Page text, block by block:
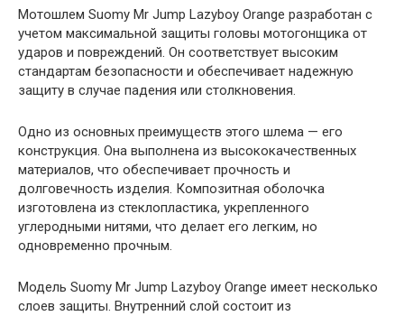
Мотошлем Suomy Mr Jump Lazyboy Orange разработан с
учетом максимальной защиты головы мотогонщика от
ударов и повреждений. Он соответствует высоким
стандартам безопасности и обеспечивает надежную
защиту в случае падения или столкновения.
Одно из основных преимуществ этого шлема — его
конструкция. Она выполнена из высококачественных
материалов, что обеспечивает прочность и
долговечность изделия. Композитная оболочка
изготовлена из стеклопластика, укрепленного
углеродными нитями, что делает его легким, но
одновременно прочным.
Модель Suomy Mr Jump Lazyboy Orange имеет несколько
слоев защиты. Внутренний слой состоит из